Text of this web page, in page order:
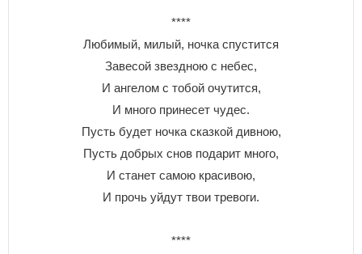
****
Любимый, милый, ночка спустится
Завесой звездною с небес,
И ангелом с тобой очутится,
И много принесет чудес.
Пусть будет ночка сказкой дивною,
Пусть добрых снов подарит много,
И станет самою красивою,
И прочь уйдут твои тревоги.
****